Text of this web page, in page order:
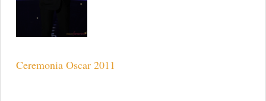
Ceremonia Oscar 2011